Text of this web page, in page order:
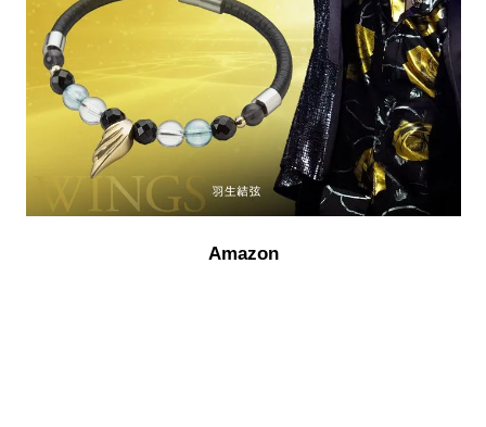
Amazon